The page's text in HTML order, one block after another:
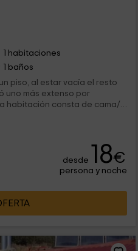
1 habitaciones
1 baños
piso, al estar vacía el resto
uno más extenso por
habitación consta de cama/s,
guardarropa y un
El comedor o bien zona de
Asimismo hay una
lo que está realmente bien
fuego sin riesgo de
desde 18€
persona y noche